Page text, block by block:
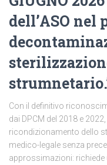
dell’ASO nel
Con il definitivo
dai DPCM del 2018 e
ricondizionamento dello
medico-legale senza
approssimazioni: